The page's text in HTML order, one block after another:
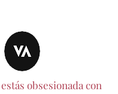
obsesionada con